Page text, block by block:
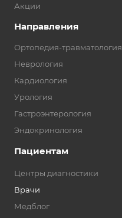
Акции
Направления
Ортопедия-травматология
Неврология
Кардиология
Урология
Гастроэнтерология
Эндокринология
Пациентам
Центры диагностики
Врачи
Медблог